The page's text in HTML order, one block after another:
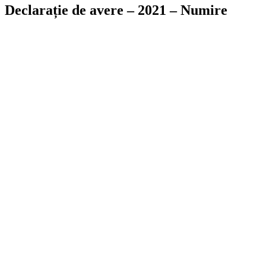
Declarație de avere – 2021 – Numire